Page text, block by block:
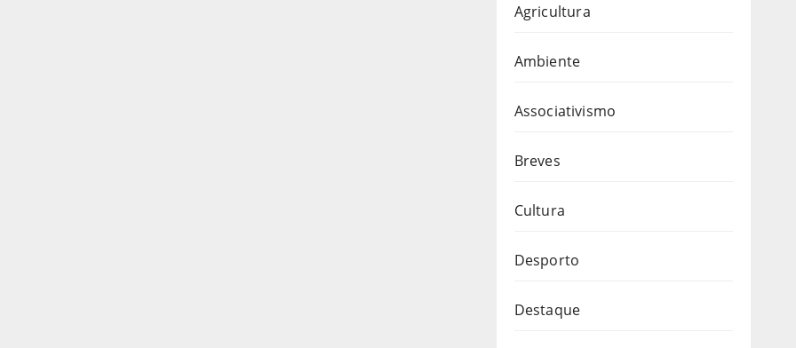
Agricultura
Ambiente
Associativismo
Breves
Cultura
Desporto
Destaque